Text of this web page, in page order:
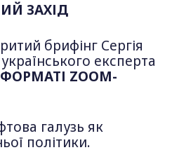
ЗАХІД
брифінг Сергія
експерта
ZOOM-
галузь як
політики.